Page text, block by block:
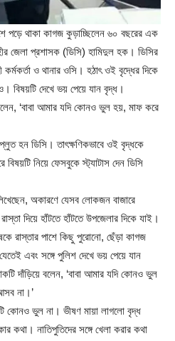
পড়ে থাকা কাগজ কুড়াচ্ছিলেন ৬০ বছরের এক
জেলা প্রশাসক (ডিসি) হামিদুল হক। ডিসির
কর্মকর্তা ও থানার ওসি। হঠাৎ ওই বৃদ্ধের দিকে
বিষয়টি দেখে ভয় পেয়ে যান বৃদ্ধ।
‘বাবা আমার যদি কোনও ভুল হয়, মাফ করে
হন ডিসি। তাৎক্ষণিকভাবে ওই বৃদ্ধকে
নিয়ে ফেসবুকে স্ট্যাটাস দেন ডিসি
অকারণে যেসব লোকজন বাজারে
দিয়ে হাঁটতে হাঁটতে উপজেলার দিকে যাই।
রাস্তার পাশে কিছু পুরোনো, ছেঁড়া কাগজ
এবং সঙ্গে পুলিশ দেখে ভয় পেয়ে যান
দাঁড়িয়ে বলেন, ‘বাবা আমার যদি কোনও ভুল
না।’
কোনও ভুল না। ভীষণ মায়া লাগলো বৃদ্ধ
কথা। নাতিপুতিদের সঙ্গে খেলা করার কথা